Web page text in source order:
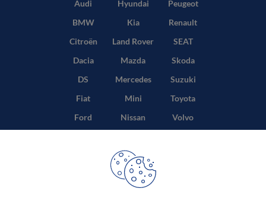
Audi
BMW
Citroën
Dacia
DS
Fiat
Ford
Hyundai
Kia
Land Rover
Mazda
Mercedes
Mini
Nissan
Peugeot
Renault
SEAT
Skoda
Suzuki
Toyota
Volvo